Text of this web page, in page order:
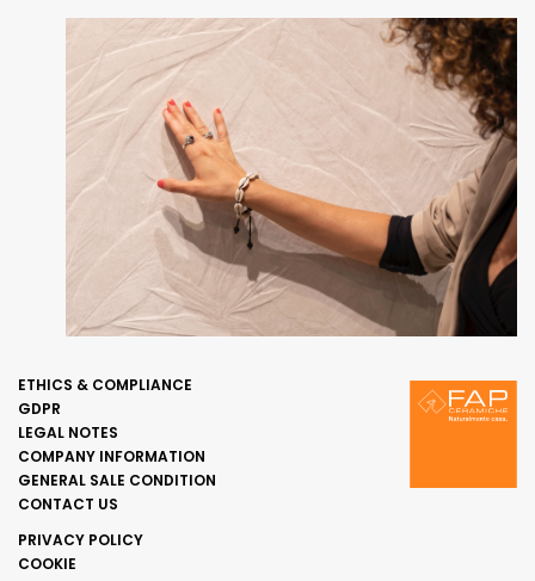
ETHICS & COMPLIANCE
GDPR
LEGAL NOTES
COMPANY INFORMATION
GENERAL SALE CONDITION
CONTACT US
PRIVACY POLICY
COOKIE